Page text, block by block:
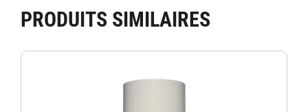
PRODUITS SIMILAIRES